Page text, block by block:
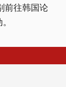
前往韩国论